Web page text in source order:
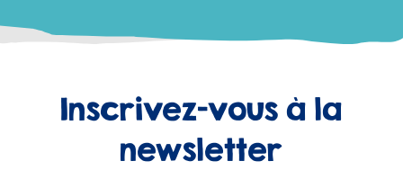
Inscrivez-vous à la
newsletter